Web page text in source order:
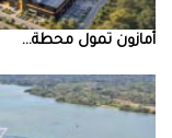
أمازون‭ ‬تمول‭ ‬محطة‭ ...